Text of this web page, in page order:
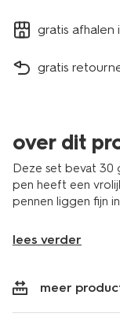
gratis afhalen
gratis
over dit
Deze set bevat 30
pen heeft een
pennen liggen fijn
lees verder
meer